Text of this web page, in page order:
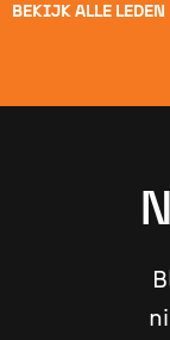
BEKIJK ALLE LEDEN